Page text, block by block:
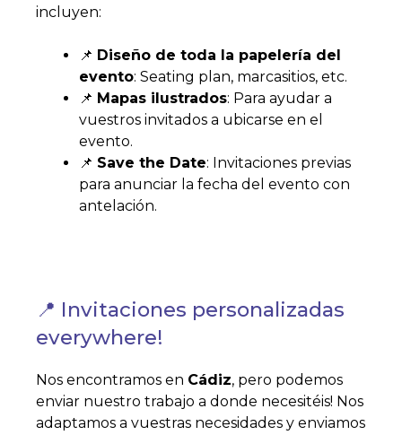
incluyen:
📌 Diseño de toda la papelería del
evento: Seating plan, marcasitios, etc.
📌 Mapas ilustrados: Para ayudar a
vuestros invitados a ubicarse en el
evento.
📌 Save the Date: Invitaciones previas
para anunciar la fecha del evento con
antelación.
📍 Invitaciones personalizadas
everywhere!
Nos encontramos en Cádiz, pero podemos
enviar nuestro trabajo a donde necesitéis! Nos
adaptamos a vuestras necesidades y enviamos